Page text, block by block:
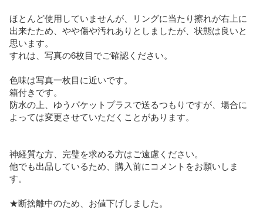
ほとんど使用していませんが、リングに当たり擦れが右上に
出来たため、やや傷や汚れありとしましたが、状態は良いと
思います。
すれは、写真の6枚目でご確認ください。
色味は写真一枚目に近いです。
箱付きです。
防水の上、ゆうパケットプラスで送るつもりですが、場合に
よっては変更させていただくことがあります。
神経質な方、完璧を求める方はご遠慮ください。
他でも出品しているため、購入前にコメントをお願いしま
す。
★断捨離中のため、お値下げしました。